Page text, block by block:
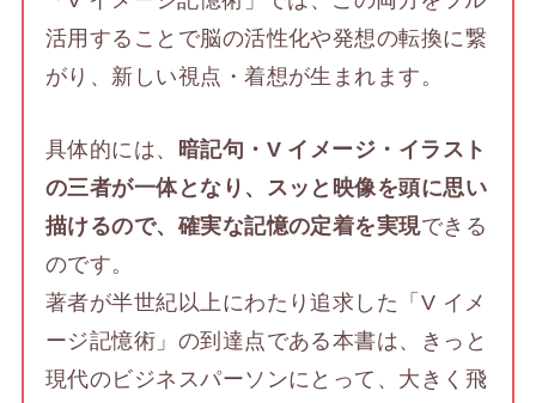
活用することで脳の活性化や発想の転換に繋
がり、新しい視点・着想が生まれます。
具体的には、
暗記句・V イメージ・イラスト
の三者が一体となり、スッと映像を頭に思い
描けるので、確実な記憶の定着を実現できる
のです。
著者が半世紀以上にわたり追求した「V イメ
ージ記憶術」の到達点である本書は、きっと
現代のビジネスパーソンにとって、大きく飛